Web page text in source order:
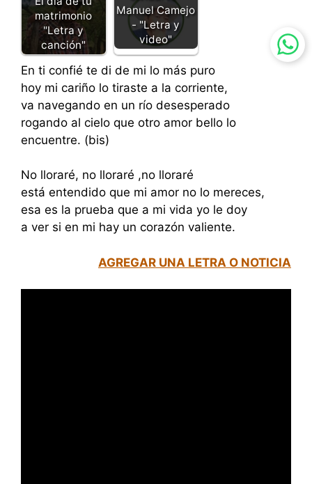
matrimonio
"Letra y
canción"
Manuel Camejo
- "Letra y
video"
En ti confié te di de mi lo más puro
hoy mi cariño lo tiraste a la corriente,
va navegando en un río desesperado
rogando al cielo que otro amor bello lo
encuentre. (bis)
No lloraré, no lloraré ,no lloraré
está entendido que mi amor no lo mereces,
esa es la prueba que a mi vida yo le doy
a ver si en mi hay un corazón valiente.
AGREGAR UNA LETRA O NOTICIA